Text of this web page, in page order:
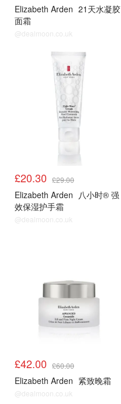
Elizabeth Arden 21天水凝胶
面霜
@dealmoon.co.uk
£20.30 £29.00
Elizabeth Arden 八小时® 强
效保湿护手霜
@dealmoon.co.uk
£42.00 £60.00
Elizabeth Arden 紧致晚霜
@dealmoon.co.uk